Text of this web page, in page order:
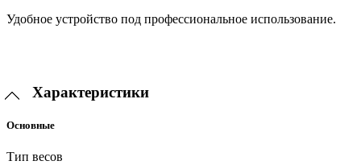
Удобное устройство под профессиональное использование.
Характеристики
Основные
Тип весов